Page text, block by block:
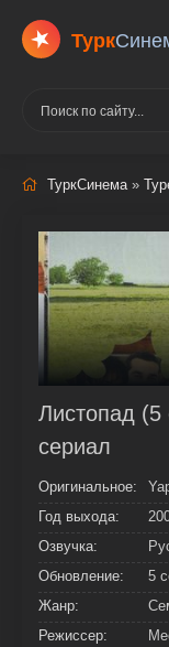
Турк
ТуркСинема»
Листопад (5
сериал
Оригинальное:
Год выхода:
Озвучка:
Обновление:
5
Жанр:
Режиссер: